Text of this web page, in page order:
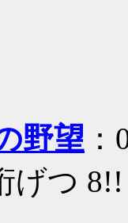
野望
げつ 8!!